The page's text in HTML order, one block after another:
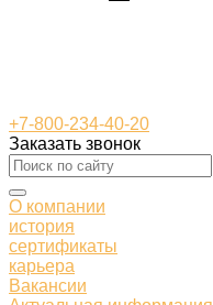
+7-800-234-40-20
Заказать звонок
О компании
история
сертификаты
карьера
Вакансии